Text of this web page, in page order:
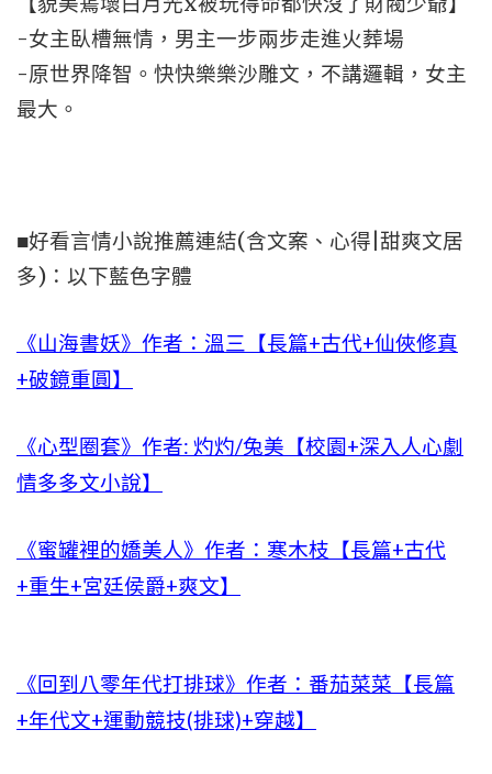
-女主臥槽無情，男主一步兩步走進火葬場
-原世界降智。快快樂樂沙雕文，不講邏輯，女主
最大。
■好看言情小說推薦連結(含文案、心得|甜爽文居
多)：以下藍色字體
《山海書妖》作者：溫三【長篇+古代+仙俠修真
+破鏡重圓】
《心型圈套》作者: 灼灼/兔美【校園+深入人心劇
情多多文小說】
《蜜罐裡的嬌美人》作者：寒木枝【長篇+古代
+重生+宮廷侯爵+爽文】
《回到八零年代打排球》作者：番茄菜菜【長篇
+年代文+運動競技(排球)+穿越】